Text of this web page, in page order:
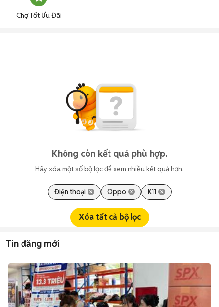
Chợ Tốt Ưu Đãi
Không còn kết quả phù hợp.
Hãy xóa một số bộ lọc để xem nhiều kết quả hơn.
Điện thoại Oppo K11
Xóa tất cả bộ lọc
Tin đăng mới